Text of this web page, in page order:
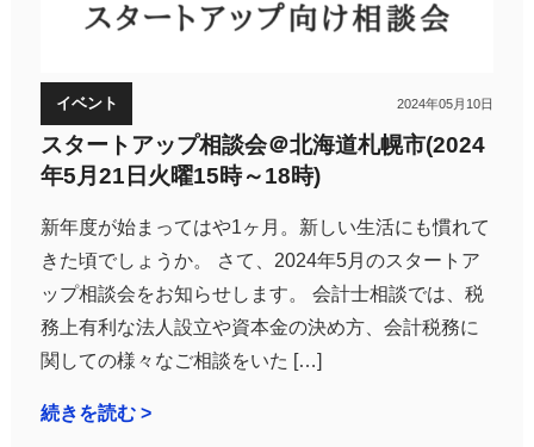
イベント 2024年05月10日
スタートアップ相談会＠北海道札幌市(2024
年5月21日火曜15時～18時)
新年度が始まってはや1ヶ月。新しい生活にも慣れて
きた頃でしょうか。 さて、2024年5月のスタートア
ップ相談会をお知らせします。 会計士相談では、税
務上有利な法人設立や資本金の決め方、会計税務に
関しての様々なご相談をいた […]
続きを読む >